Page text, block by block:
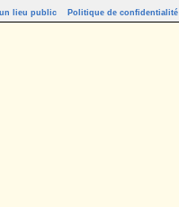
lieu public
Politique de confidentialité